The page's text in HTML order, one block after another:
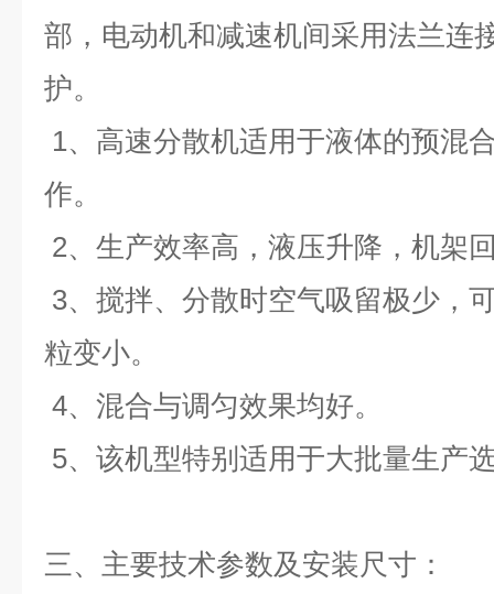
部，电动机和减速机间采用法兰连
护。
1、高速分散机适用于液体的预混
作。
2、生产效率高，液压升降，机架
3、搅拌、分散时空气吸留极少，
粒变小。
4、混合与调匀效果均好。
5、该机型特别适用于大批量生产
三、主要技术参数及安装尺寸：